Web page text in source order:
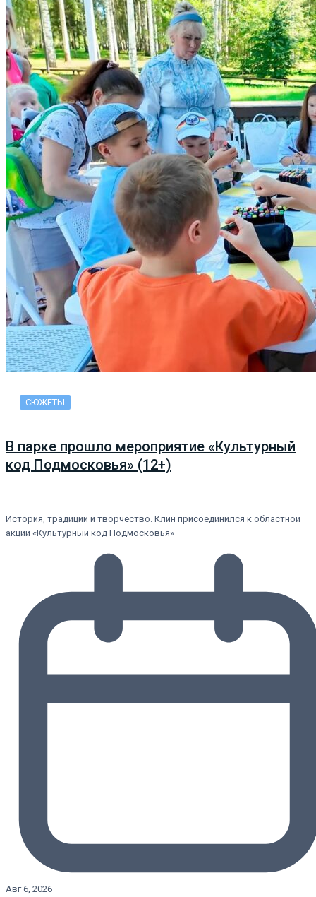
СЮЖЕТЫ
В парке прошло мероприятие «Культурный
код Подмосковья» (12+)
История, традиции и творчество. Клин присоединился к областной
акции «Культурный код Подмосковья»
Авг 6, 2026